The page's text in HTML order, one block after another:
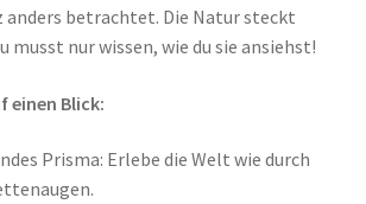
anders betrachtet. Die Natur steckt
musst nur wissen, wie du sie ansiehst!
einen Blick:
Prisma: Erlebe die Welt wie durch